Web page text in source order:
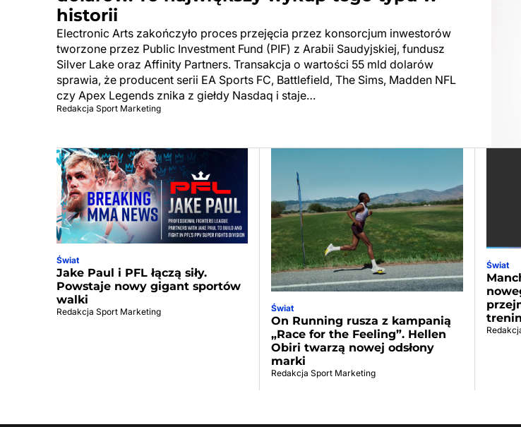
historii
Electronic Arts zakończyło proces przejęcia przez konsorcjum inwestorów
tworzone przez Public Investment Fund (PIF) z Arabii Saudyjskiej, fundusz
Silver Lake oraz Affinity Partners. Transakcja o wartości 55 mld dolarów
sprawia, że producent serii EA Sports FC, Battlefield, The Sims, Madden NFL
czy Apex Legends znika z giełdy Nasdaq i staje…
Redakcja Sport Marketing
Świat
Jake Paul i PFL łączą siły.
Powstaje nowy gigant sportów
walki
Redakcja Sport Marketing Świat
On Running rusza z kampanią
„Race for the Feeling”. Hellen
Obiri twarzą nowej odsłony
marki
Redakcja Sport Marketing
Świat